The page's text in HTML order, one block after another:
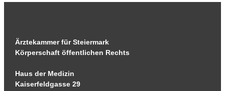
Ärztekammer für Steiermark
Körperschaft öffentlichen Rechts
Haus der Medizin
Kaiserfeldgasse 29